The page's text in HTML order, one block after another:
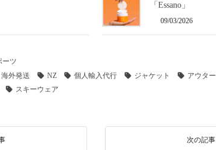
「Essano」
09/03/2026
ーツ
海外発送 NZ 個人輸入代行 ジャケット アウター
スキーウェア
次の記事